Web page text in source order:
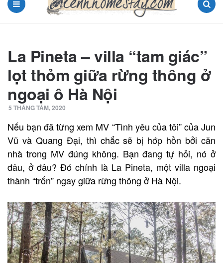
La Pineta – villa “tam giác”
lọt thỏm giữa rừng thông ở
ngoại ô Hà Nội
5 THÁNG TÁM, 2020
Nếu bạn đã từng xem MV “Tình yêu của tôi” của Jun
Vũ và Quang Đại, thì chắc sẽ bị hớp hồn bởi căn
nhà trong MV đúng không. Bạn đang tự hỏi, nó ở
đâu, ở đâu? Đó chính là La Pineta, một villa ngoại
thành “trốn” ngay giữa rừng thông ở Hà Nội.